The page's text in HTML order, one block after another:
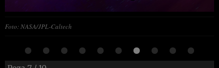
Foto: NASA/JPL-Caltech